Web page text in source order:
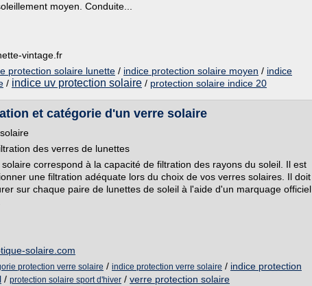
moyen. Conduite...
vintage.fr
protection solaire lunette / indice protection solaire moyen / indice
/ indice uv protection solaire / protection solaire indice 20
et catégorie d'un verre solaire
des verres de lunettes
correspond à la capacité de filtration des rayons du soleil. Il est
une filtration adéquate lors du choix de vos verres solaires. Il doit
sur chaque paire de lunettes de soleil à l'aide d'un marquage officiel
solaire.com
protection verre solaire / indice protection verre solaire / indice protection
/ protection solaire sport d'hiver / verre protection solaire